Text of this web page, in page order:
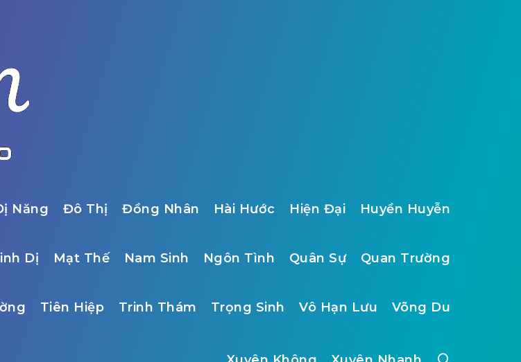
Năng Đô Thị Đồng Nhân Hài Hước Hiện Đại Huyền Huyễn
Dị Mạt Thế Nam Sinh Ngôn Tình Quân Sự Quan Trường
Tiên Hiệp Trinh Thám Trọng Sinh Vô Hạn Lưu Võng Du